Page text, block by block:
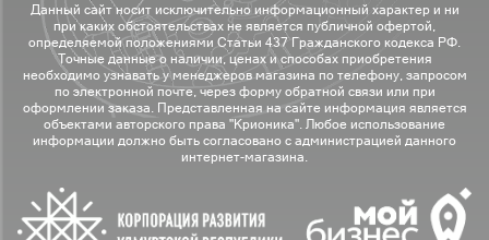
Данный сайт носит исключительно информационный характер и ни
при каких обстоятельствах не является публичной офертой,
определяемой положениями Статьи 437 Гражданского кодекса РФ.
Точные данные о наличии, ценах и способах приобретения
необходимо узнавать у менеджеров магазина по телефону, запросом
по электронной почте, через форму обратной связи или при
оформлении заказа. Представленная на сайте информация является
объектами авторского права "Крионика". Любое использование
информации должно быть согласовано с администрацией данного
интернет-магазина.